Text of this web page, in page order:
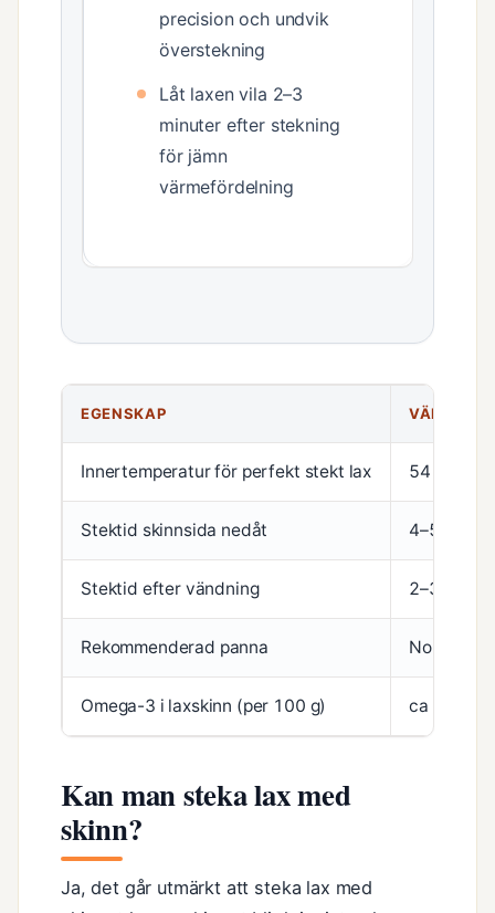
precision och undvik
överstekning
Låt laxen vila 2–3
minuter efter stekning
för jämn
värmefördelning
EGENSKAP VÄRDE
Innertemperatur för perfekt stekt lax 54 °C
Stektid skinnsida nedåt 4–5
Stektid efter vändning 2–3
Rekommenderad panna Non-stick
Omega-3 i laxskinn (per 100 g) ca 2,5 g
Kan man steka lax med
skinn?
Ja, det går utmärkt att steka lax med